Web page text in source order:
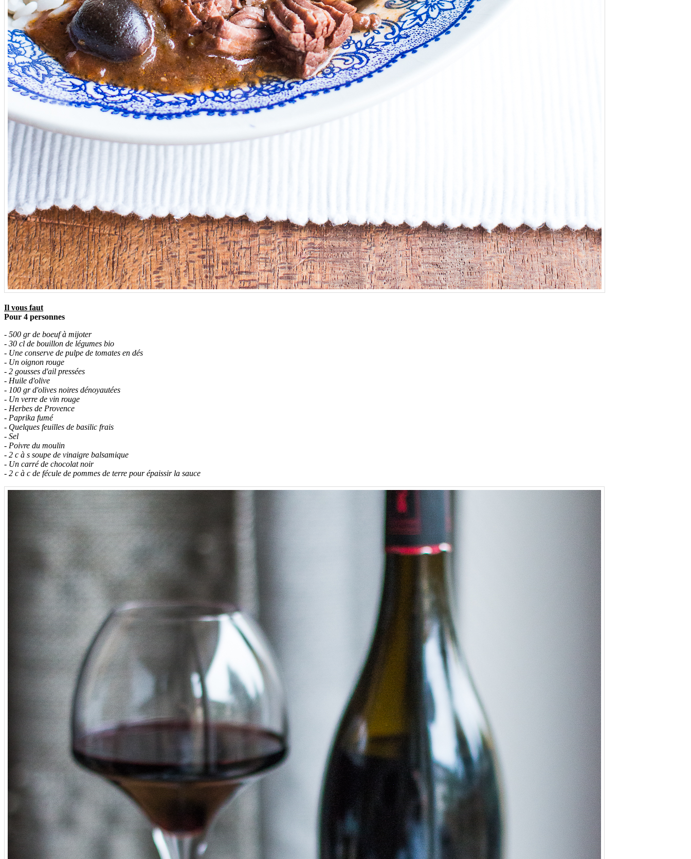
Il vous faut
Pour 4 personnes
- 500 gr de boeuf à mijoter
- 30 cl de bouillon de légumes bio
- Une conserve de pulpe de tomates en dés
- Un oignon rouge
- 2 gousses d'ail pressées
- Huile d'olive
- 100 gr d'olives noires dénoyautées
- Un verre de vin rouge
- Herbes de Provence
- Paprika fumé
- Quelques feuilles de basilic frais
- Sel
- Poivre du moulin
- 2 c à s soupe de vinaigre balsamique
- Un carré de chocolat noir
- 2 c à c de fécule de pommes de terre pour épaissir la sauce